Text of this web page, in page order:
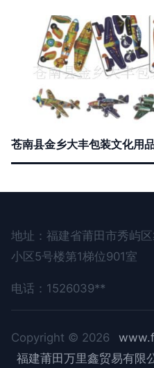
苍南县金乡大丰包装文化用
地址：福建省莆田市秀屿
小区5号楼第1梯位901室
电话：1526039**
Copyright © 2026
福建莆田万里鑫贸易有限